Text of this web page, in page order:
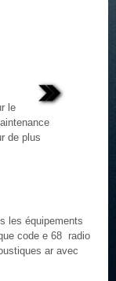
le
de plus
les équipements
code e 68 radio
ar avec